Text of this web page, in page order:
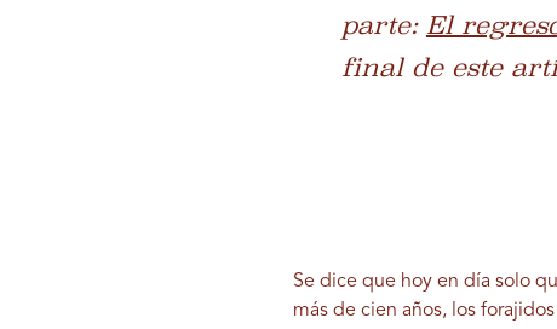
parte: El
final de este
Se dice que hoy en día solo
más de cien años, los